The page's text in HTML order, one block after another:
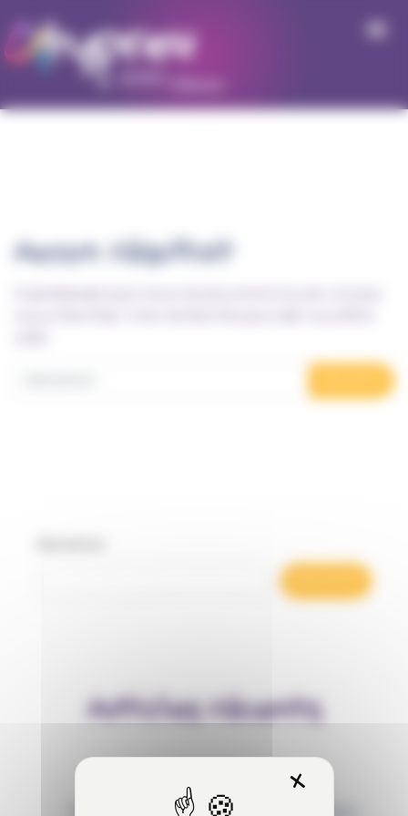
Aucun résultat
Articles récents
Behaviour Based Safety (BBS) : qu’est-ce que
XMasquer